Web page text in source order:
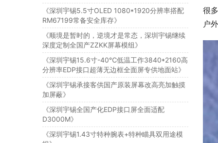
很
户
《深圳宇锡5.5寸OLED 1080*1920分辨率搭配
RM67199常备安全库存》
《顺境是暂时的，逆境才是常态，深圳宇锡继续
深度定制全国产ZZKK屏幕模组》
《深圳宇锡15.6寸-40℃低温工作3840*2160高
分辨率EDP接口超薄无边框全面屏专供地面站》
《深圳宇锡承接客供国产原装屏幕改高亮加触摸
加屏蔽》
《深圳宇锡全国产化EDP接口屏全面适配
D3000M》
《深圳宇锡1.43寸特种腕表+特种瞄具双用途模